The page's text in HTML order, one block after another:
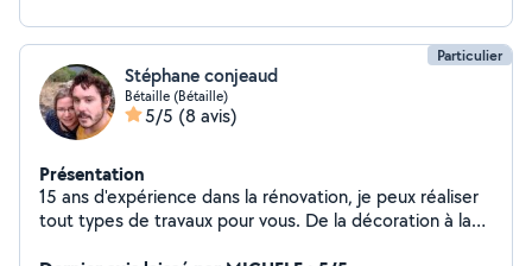
Particulier
Stéphane conjeaud
Bétaille (Bétaille)
5/5 (8 avis)
Présentation
15 ans d'expérience dans la rénovation, je peux réaliser
tout types de travaux pour vous. De la décoration à la